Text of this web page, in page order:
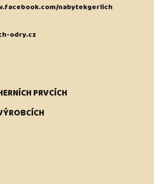
odry.cz
nabytekgerlich
PRVCÍCH